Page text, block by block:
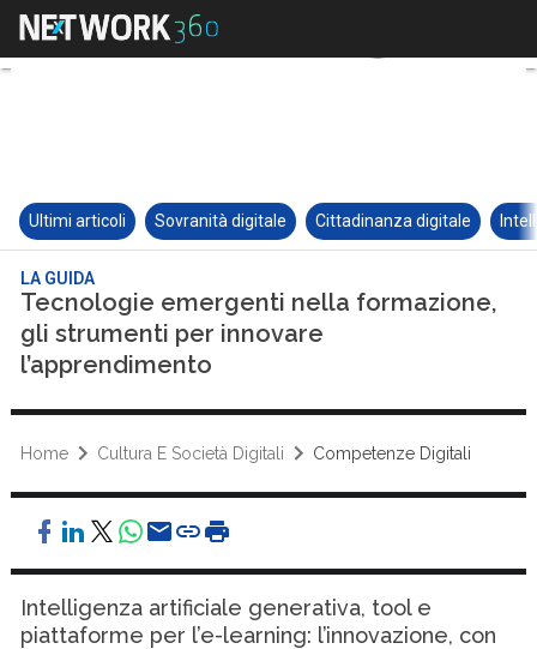
Ultimi articoli Sovranità digitale Cittadinanza digitale
LA GUIDA
Tecnologie emergenti nella formazione,
gli strumenti per innovare
l’apprendimento
Home Cultura E Società Digitali Competenze Digitali
Intelligenza artificiale generativa, tool e
piattaforme per l’e-learning: l’innovazione, con